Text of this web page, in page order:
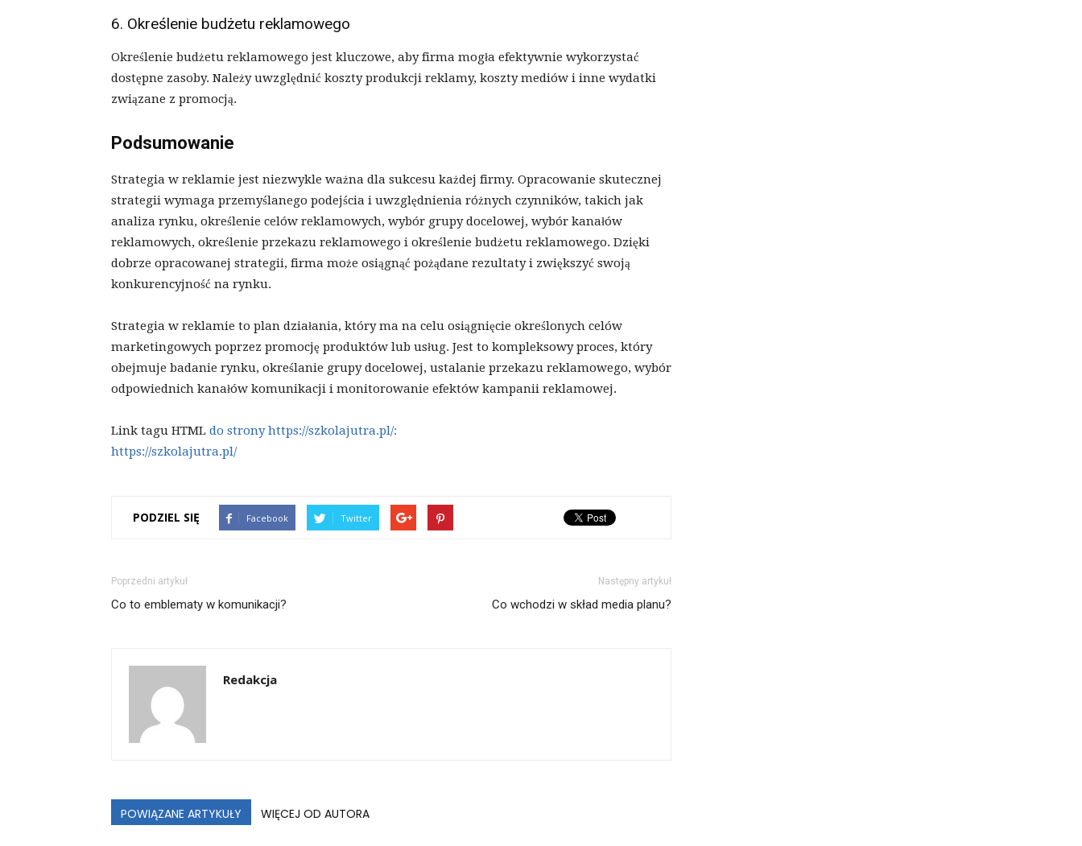
6. Określenie budżetu reklamowego
Określenie budżetu reklamowego jest kluczowe, aby firma mogła efektywnie wykorzystać
dostępne zasoby. Należy uwzględnić koszty produkcji reklamy, koszty mediów i inne wydatki
związane z promocją.
Podsumowanie
Strategia w reklamie jest niezwykle ważna dla sukcesu każdej firmy. Opracowanie skutecznej
strategii wymaga przemyślanego podejścia i uwzględnienia różnych czynników, takich jak
analiza rynku, określenie celów reklamowych, wybór grupy docelowej, wybór kanałów
reklamowych, określenie przekazu reklamowego i określenie budżetu reklamowego. Dzięki
dobrze opracowanej strategii, firma może osiągnąć pożądane rezultaty i zwiększyć swoją
konkurencyjność na rynku.
Strategia w reklamie to plan działania, który ma na celu osiągnięcie określonych celów
marketingowych poprzez promocję produktów lub usług. Jest to kompleksowy proces, który
obejmuje badanie rynku, określanie grupy docelowej, ustalanie przekazu reklamowego, wybór
odpowiednich kanałów komunikacji i monitorowanie efektów kampanii reklamowej.
Link tagu HTML do strony https://szkolajutra.pl/:
https://szkolajutra.pl/
PODZIEL SIĘ Facebook Twitter
Poprzedni artykuł
Co to emblematy w komunikacji?
Następny artykuł
Co wchodzi w skład media planu?
Redakcja
POWIĄZANE ARTYKUŁY WIĘCEJ OD AUTORA